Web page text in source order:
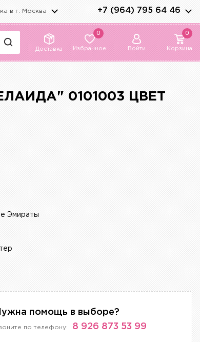
в г. Москва +7 (964) 795 64 46
Доставка
0
Избранное Войти
0
Корзина
0101003 ЦВЕТ
Эмираты
помощь в выборе?
по телефону: 8 926 873 53 99